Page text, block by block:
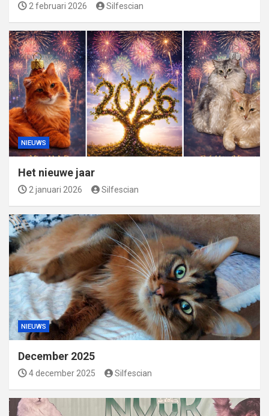
2 februari 2026 Silfescian
NIEUWS
Het nieuwe jaar
2 januari 2026 Silfescian
NIEUWS
December 2025
4 december 2025 Silfescian